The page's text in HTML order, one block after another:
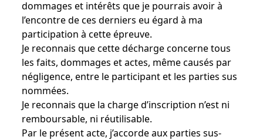
dommages et intérêts que je pourrais avoir à
l’encontre de ces derniers eu égard à ma
participation à cette épreuve.
Je reconnais que cette décharge concerne tous
les faits, dommages et actes, même causés par
négligence, entre le participant et les parties sus
nommées.
Je reconnais que la charge d’inscription n’est ni
remboursable, ni réutilisable.
Par le présent acte, j’accorde aux parties sus-